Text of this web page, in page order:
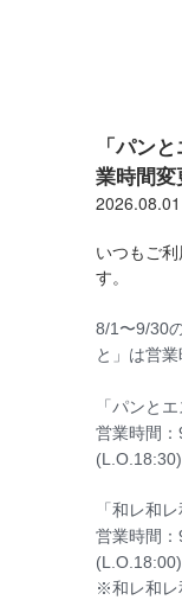
「パン
業時間
2026.08.01
いつもご
す。
8/1〜9/30
と」は営業
「パンと
営業時間
(L.O.18:30)
「和レ和
営業時間
(L.O.18:00)
※和レ和レ